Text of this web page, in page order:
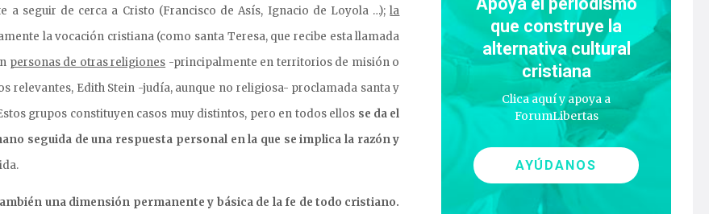
a seguir de cerca a Cristo (Francisco de Asís, Ignacio de Loyola …);la
la vocación cristiana (como santa Teresa, que recibe esta llamada
personas de otras religiones -principalmente en territorios de misión o
relevantes, Edith Stein -judía, aunque no religiosa- proclamada santa y
grupos constituyen casos muy distintos, pero en todos ellos se da el
seguida de una respuesta personal en la que se implica la razón y
una dimensión permanente y básica de la fe de todo cristiano.
que construye la
alternativa cultural
cristiana
Clica aquí y apoya a
ForumLibertas
AYÚDANOS